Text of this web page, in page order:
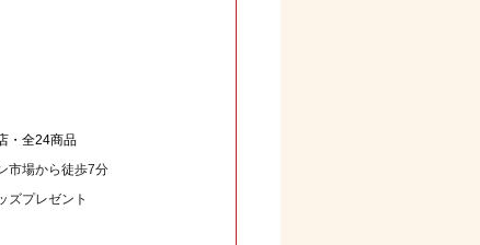
・全24商品
市場から徒歩7分
ズプレゼント